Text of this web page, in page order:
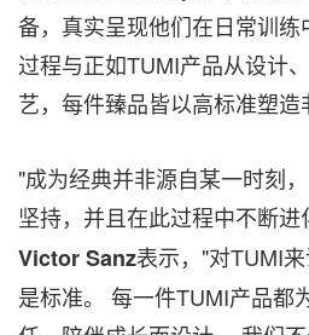
备，真实呈现他们在日常训
过程与正如TUMI产品从设计
艺，每件臻品皆以高标准塑造
"成为经典并非源自某一时刻
坚持，并且在此过程中不断进
Victor Sanz表示，"对TUMI
是标准。 每一件TUMI产品都